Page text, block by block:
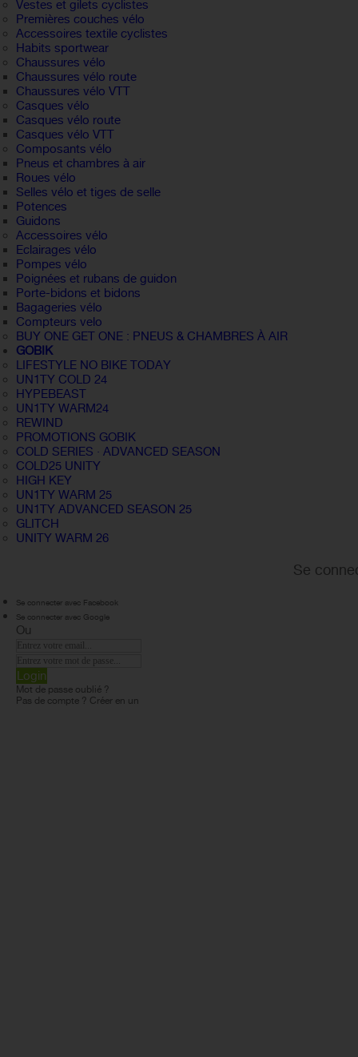
Vestes et gilets cyclistes
Premières couches vélo
Accessoires textile cyclistes
Habits sportwear
Chaussures vélo
Chaussures vélo route
Chaussures vélo VTT
Casques vélo
Casques vélo route
Casques vélo VTT
Composants vélo
Pneus et chambres à air
Roues vélo
Selles vélo et tiges de selle
Potences
Guidons
Accessoires vélo
Eclairages vélo
Pompes vélo
Poignées et rubans de guidon
Porte-bidons et bidons
Bagageries vélo
Compteurs velo
BUY ONE GET ONE : PNEUS & CHAMBRES À AIR
GOBIK
LIFESTYLE NO BIKE TODAY
UN1TY COLD 24
HYPEBEAST
UN1TY WARM24
REWIND
PROMOTIONS GOBIK
COLD SERIES · ADVANCED SEASON
COLD25 UNITY
HIGH KEY
UN1TY WARM 25
UN1TY ADVANCED SEASON 25
GLITCH
UNITY WARM 26
Se
Se connecter avec Facebook
Se connecter avec Google
Ou
Login
Mot de passe oublié ?
Pas de compte ? Créer en un